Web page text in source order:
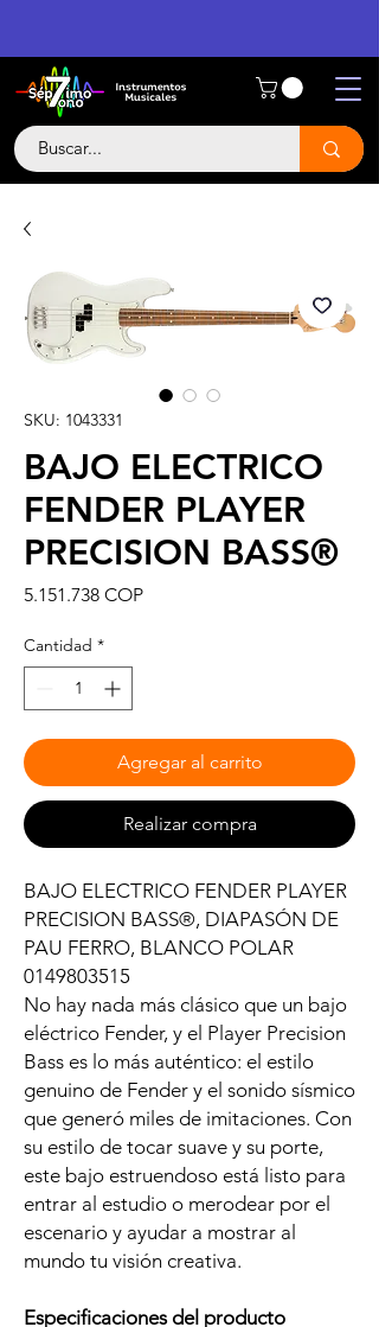
SKU: 1043331
BAJO ELECTRICO
FENDER PLAYER
PRECISION BASS®
5.151.738 COPPrecio
Cantidad *
Agregar al carrito
Realizar compra
BAJO ELECTRICO FENDER PLAYER
PRECISION BASS®, DIAPASÓN DE
PAU FERRO, BLANCO POLAR
0149803515
No hay nada más clásico que un bajo
eléctrico Fender, y el Player Precision
Bass es lo más auténtico: el estilo
genuino de Fender y el sonido sísmico
que generó miles de imitaciones. Con
su estilo de tocar suave y su porte,
este bajo estruendoso está listo para
entrar al estudio o merodear por el
escenario y ayudar a mostrar al
mundo tu visión creativa.
Especificaciones del producto